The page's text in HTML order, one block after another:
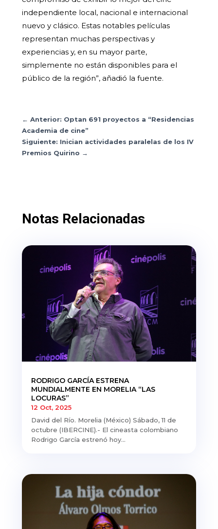
independiente local, nacional e internacional
nuevo y clásico. Estas notables películas
representan muchas perspectivas y
experiencias y, en su mayor parte,
simplemente no están disponibles para el
público de la región”, añadió la fuente.
← Anterior: Optan 691 proyectos a “Residencias
Academia de cine”
Siguiente: Inician actividades paralelas de los IV
Premios Quirino →
Notas Relacionadas
RODRIGO GARCÍA ESTRENA
MUNDIALMENTE EN MORELIA “LAS
LOCURAS”
12 Oct, 2025
David del Río. Morelia (México) Sábado, 11 de
octubre (IBERCINE).- El cineasta colombiano
Rodrigo García estrenó hoy...